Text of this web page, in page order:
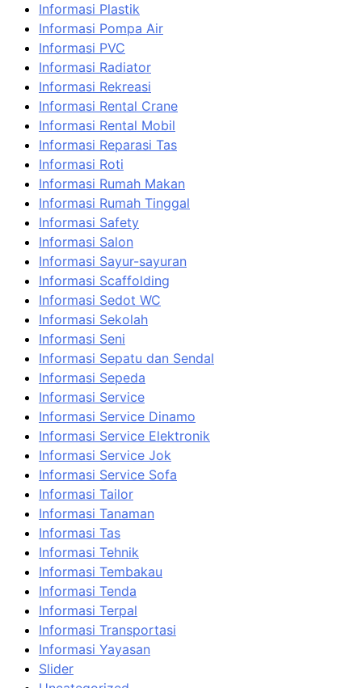
Informasi Plastik
Informasi Pompa Air
Informasi PVC
Informasi Radiator
Informasi Rekreasi
Informasi Rental Crane
Informasi Rental Mobil
Informasi Reparasi Tas
Informasi Roti
Informasi Rumah Makan
Informasi Rumah Tinggal
Informasi Safety
Informasi Salon
Informasi Sayur-sayuran
Informasi Scaffolding
Informasi Sedot WC
Informasi Sekolah
Informasi Seni
Informasi Sepatu dan Sendal
Informasi Sepeda
Informasi Service
Informasi Service Dinamo
Informasi Service Elektronik
Informasi Service Jok
Informasi Service Sofa
Informasi Tailor
Informasi Tanaman
Informasi Tas
Informasi Tehnik
Informasi Tembakau
Informasi Tenda
Informasi Terpal
Informasi Transportasi
Informasi Yayasan
Slider